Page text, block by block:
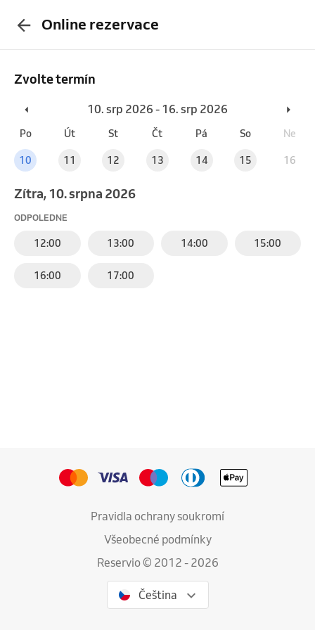
Online rezervace
Zvolte termín
10. srp 2026 - 16. srp 2026
Po Út St Čt Pá So Ne
10 11 12 13 14 15 16
Zítra, 10. srpna 2026
ODPOLEDNE
12:00 13:00 14:00 15:00
16:00 17:00
Pravidla ochrany soukromí
Všeobecné podmínky
Reservio © 2012 - 2026
Čeština